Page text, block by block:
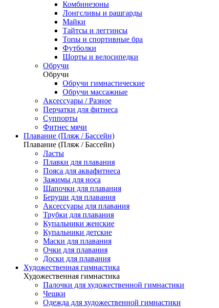
Комбинезоны
Лонгсливы и рашгарды
Майки
Тайтсы и леггинсы
Топы и спортивные бра
Футболки
Шорты и велосипедки
Обручи
Обручи
Обручи гимнастические
Обручи массажные
Аксессуары / Разное
Перчатки для фитнеса
Суппорты
Фитнес мячи
Плавание (Пляж / Бассейн)
Плавание (Пляж / Бассейн)
Ласты
Плавки для плавания
Пояса для аквафитнеса
Зажимы для носа
Шапочки для плавания
Беруши для плавания
Аксессуары для плавания
Трубки для плавания
Купальники женские
Купальники детские
Маски для плавания
Очки для плавания
Доски для плавания
Художественная гимнастика
Художественная гимнастика
Палочки для художественной гимнастики
Чешки
Одежда для художественной гимнастики